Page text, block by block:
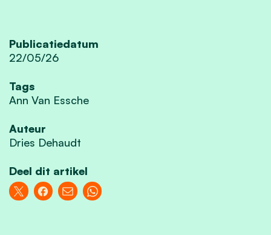
Publicatiedatum
22/05/26
Tags
Ann Van Essche
Auteur
Dries Dehaudt
Deel dit artikel